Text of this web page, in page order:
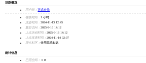
活跃概况
用户组： 正式会员
在线时间： 1 小时
注册时间： 2024-11-13 12:45
最后访问： 2025-9-16 14:12
上次活动时间： 2025-9-16 14:12
上次发表时间： 2024-11-14 02:07
所在时区： 使用系统默认
统计信息
已用空间：
0 B